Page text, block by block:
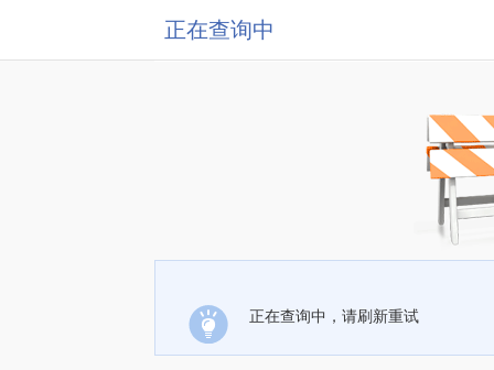
正在查询中
正在查询中，请刷新重试